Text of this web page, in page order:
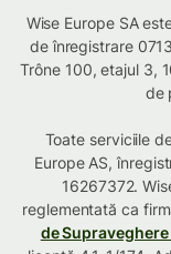
Wise Europe SA
de înregistrare
Trône 100, etajul 3,
de
Toate serviciile
Europe AS,
16267372.
reglementată ca
de